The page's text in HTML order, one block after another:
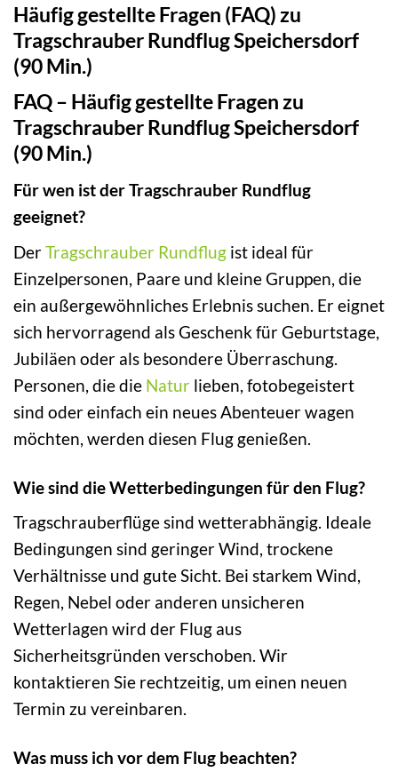
Häufig gestellte Fragen (FAQ) zu
Tragschrauber Rundflug Speichersdorf
(90 Min.)
FAQ – Häufig gestellte Fragen zu
Tragschrauber Rundflug Speichersdorf
(90 Min.)
Für wen ist der Tragschrauber Rundflug
geeignet?
DerTragschrauber Rundflug ist ideal für
Einzelpersonen, Paare und kleine Gruppen, die
ein außergewöhnliches Erlebnis suchen. Er eignet
sich hervorragend als Geschenk für Geburtstage,
Jubiläen oder als besondere Überraschung.
Personen, die die Natur lieben, fotobegeistert
sind oder einfach ein neues Abenteuer wagen
möchten, werden diesen Flug genießen.
Wie sind die Wetterbedingungen für den Flug?
Tragschrauberflüge sind wetterabhängig. Ideale
Bedingungen sind geringer Wind, trockene
Verhältnisse und gute Sicht. Bei starkem Wind,
Regen, Nebel oder anderen unsicheren
Wetterlagen wird der Flug aus
Sicherheitsgründen verschoben. Wir
kontaktieren Sie rechtzeitig, um einen neuen
Termin zu vereinbaren.
Was muss ich vor dem Flug beachten?